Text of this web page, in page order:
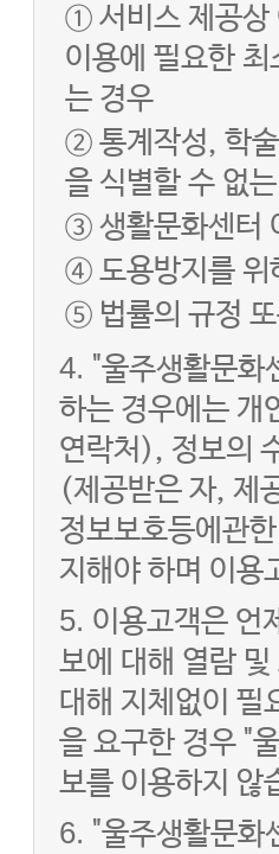
① 서비스 제공상
이용에 필요한
는 경우
② 통계작성, 학
을 식별할 수 없
③ 생활문화센터
④ 도용방지를 위
⑤ 법률의 규정 또
4. "울주생활문화
하는 경우에는 개
연락처), 정보의
(제공받은 자, 제
정보보호등에관
지해야 하며 이용
5. 이용고객은 언
보에 대해 열람
대해 지체없이 필
을 요구한 경우 "
보를 이용하지 않
6. "울주생활문화